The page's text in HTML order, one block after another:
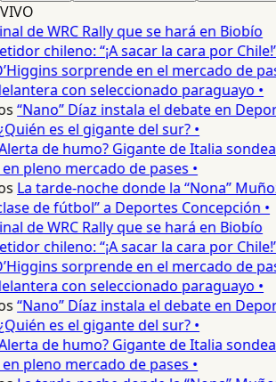
VIVO
de WRC Rally que se hará en Biobío
chileno: “¡A sacar la cara por Chile!”
sorprende en el mercado de
con seleccionado paraguayo •
“Nano” Díaz instala el debate en
es el gigante del sur? •
de humo? Gigante de Italia sondea
pleno mercado de pases •
La tarde-noche donde la “Nona”
de fútbol” a Deportes Concepción •
de WRC Rally que se hará en Biobío
chileno: “¡A sacar la cara por Chile!”
sorprende en el mercado de
con seleccionado paraguayo •
“Nano” Díaz instala el debate en
es el gigante del sur? •
de humo? Gigante de Italia sondea
pleno mercado de pases •